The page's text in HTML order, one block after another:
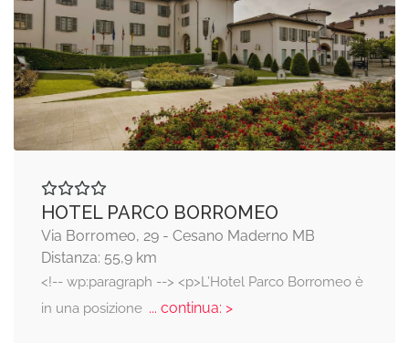
HOTEL PARCO BORROMEO
Via Borromeo, 29 - Cesano Maderno MB
Distanza: 55,9 km
<!-- wp:paragraph --> <p>L’Hotel Parco Borromeo è
in una posizione... continua: >